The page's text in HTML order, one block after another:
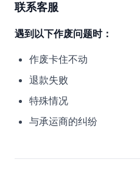
联系客服
遇到以下作废问题时：
作废卡住不动
退款失败
特殊情况
与承运商的纠纷